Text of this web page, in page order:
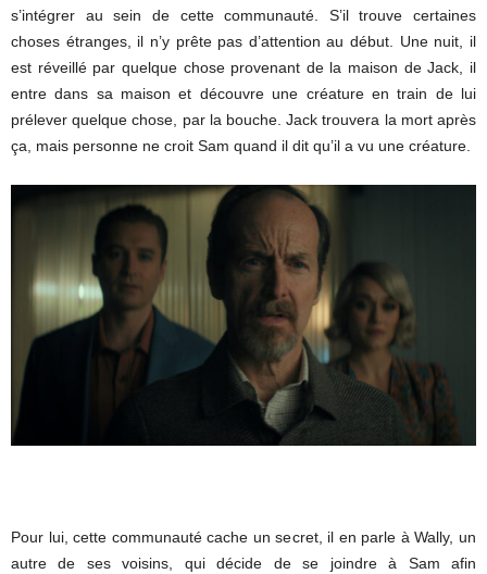
s’intégrer au sein de cette communauté. S’il trouve certaines
choses étranges, il n’y prête pas d’attention au début. Une nuit, il
est réveillé par quelque chose provenant de la maison de Jack, il
entre dans sa maison et découvre une créature en train de lui
prélever quelque chose, par la bouche. Jack trouvera la mort après
ça, mais personne ne croit Sam quand il dit qu’il a vu une créature.
Pour lui, cette communauté cache un secret, il en parle à Wally, un
autre de ses voisins, qui décide de se joindre à Sam afin